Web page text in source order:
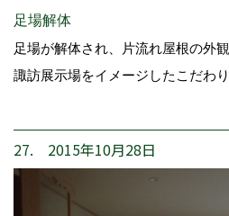
足場解体
足場が解体され、片流れ屋根の外
諏訪展示場をイメージしたこだわり
27. 2015年10月28日